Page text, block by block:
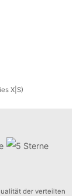
X|S)
der verteilten